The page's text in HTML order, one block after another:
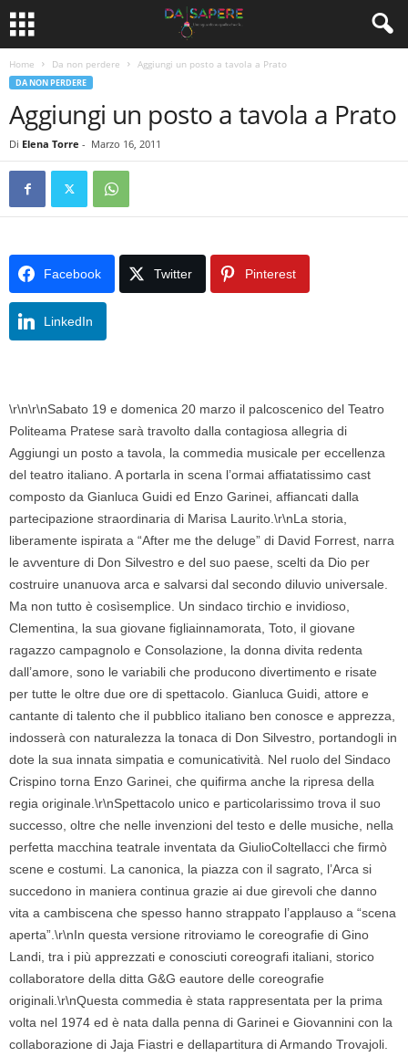
Home Da non perdere Aggiungi un posto a tavola a Prato
DA NON PERDERE
Aggiungi un posto a tavola a Prato
Di Elena Torre - Marzo 16, 2011
Facebook Twitter Pinterest
LinkedIn
\r\n\r\nSabato 19 e domenica 20 marzo il palcoscenico del Teatro
Politeama Pratese sarà travolto dalla contagiosa allegria di
Aggiungi un posto a tavola, la commedia musicale per eccellenza
del teatro italiano. A portarla in scena l’ormai affiatatissimo cast
composto da Gianluca Guidi ed Enzo Garinei, affiancati dalla
partecipazione straordinaria di Marisa Laurito.\r\nLa storia,
liberamente ispirata a “After me the deluge” di David Forrest, narra
le avventure di Don Silvestro e del suo paese, scelti da Dio per
costruire unanuova arca e salvarsi dal secondo diluvio universale.
Ma non tutto è cosìsemplice. Un sindaco tirchio e invidioso,
Clementina, la sua giovane figliainnamorata, Toto, il giovane
ragazzo campagnolo e Consolazione, la donna divita redenta
dall’amore, sono le variabili che producono divertimento e risate
per tutte le oltre due ore di spettacolo. Gianluca Guidi, attore e
cantante di talento che il pubblico italiano ben conosce e apprezza,
indosserà con naturalezza la tonaca di Don Silvestro, portandogli in
dote la sua innata simpatia e comunicatività. Nel ruolo del Sindaco
Crispino torna Enzo Garinei, che quifirma anche la ripresa della
regia originale.\r\nSpettacolo unico e particolarissimo trova il suo
successo, oltre che nelle invenzioni del testo e delle musiche, nella
perfetta macchina teatrale inventata da GiulioColtellacci che firmò
scene e costumi. La canonica, la piazza con il sagrato, l’Arca si
succedono in maniera continua grazie ai due girevoli che danno
vita a cambiscena che spesso hanno strappato l’applauso a “scena
aperta”.\r\nIn questa versione ritroviamo le coreografie di Gino
Landi, tra i più apprezzati e conosciuti coreografi italiani, storico
collaboratore della ditta G&G eautore delle coreografie
originali.\r\nQuesta commedia è stata rappresentata per la prima
volta nel 1974 ed è nata dalla penna di Garinei e Giovannini con la
collaborazione di Jaja Fiastri e dellapartitura di Armando Trovajoli.